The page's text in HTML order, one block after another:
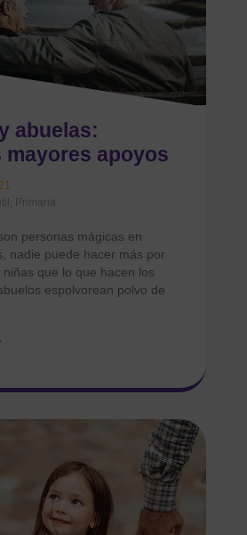
abuelas:
mayores apoyos
Primaria
personas mágicas en
nadie puede hacer más por
niñas que lo que hacen los
espolvorean polvo de